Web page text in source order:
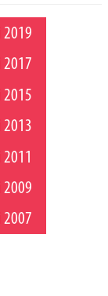
2019
2017
2015
2013
2009
2007